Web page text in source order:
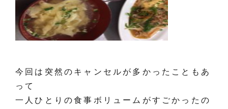
今回は突然のキャンセルが多かったこともあ
って
一人ひとりの食事ボリュームがすごかったの